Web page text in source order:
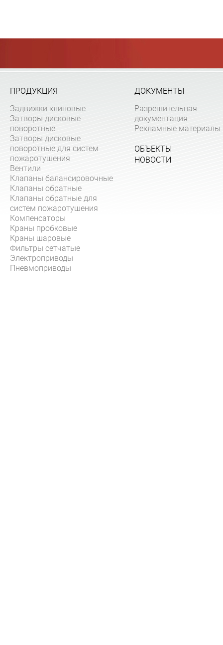
ПРОДУКЦИЯ
Задвижки клиновые
Затворы дисковые
поворотные
Затворы дисковые
поворотные для систем
пожаротушения
Вентили
Клапаны балансировочные
Клапаны обратные
Клапаны обратные для
систем пожаротушения
Компенсаторы
Краны пробковые
Краны шаровые
Фильтры сетчатые
Электроприводы
Пневмоприводы
ДОКУМЕНТЫ
Разрешительная
документация
Рекламные материалы
ОБЪЕКТЫ
НОВОСТИ